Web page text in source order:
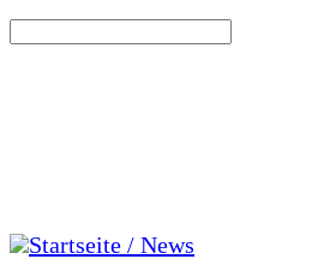
Startseite / News